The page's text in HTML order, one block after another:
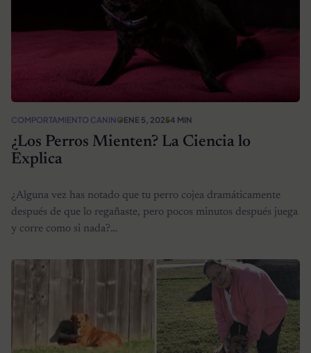
COMPORTAMIENTO CANINOENE 5, 20254 MIN
¿Los Perros Mienten? La Ciencia lo
Explica
¿Alguna vez has notado que tu perro cojea dramáticamente
después de que lo regañaste, pero pocos minutos después juega
y corre como si nada?…